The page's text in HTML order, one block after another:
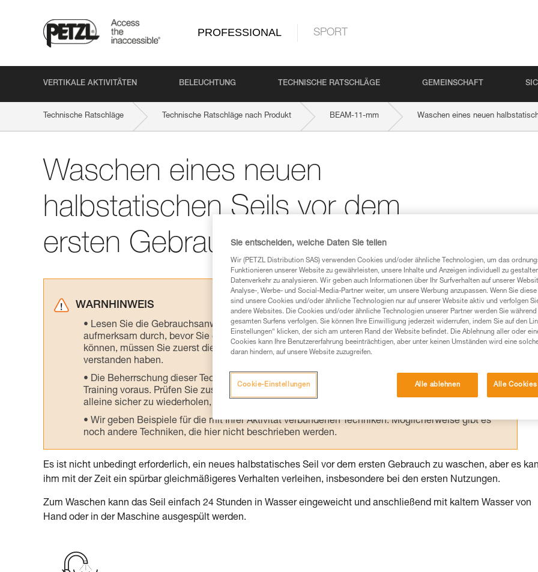
PROFESSIONAL SPORT
VERTIKALE AKTIVITÄTEN BELEUCHTUNG TECHNISCHE RATSCHLÄGE GEMEINSCHAFT
Technische Ratschläge Technische Ratschläge nach Produkt BEAM-11-mm Waschen eines neuen
Waschen eines neuen
halbstatischen Seils vor dem
ersten Gebrauch
WARNHINWEIS
Lesen Sie die Gebrauchsanweisungen der Produkte, um die es in diesem Tech Tipp geht,
aufmerksam durch, bevor Sie diesen zu Rate ziehen. Um diese Zusatzinformationen verstehen zu
können, müssen Sie zuerst die in der Gebrauchsanweisung enthaltenen Informationen richtig
verstanden haben.
Die Beherrschung dieser Techniken setzt eine entsprechende Ausbildung und ein spezielles
Training voraus. Prüfen Sie zusammen mit einem Profi, ob Sie in der Lage sind, den Vorgang
alleine sicher zu wiederholen, bevor Sie ihn eigenständig durchführen.
Wir geben Beispiele für die mit Ihrer Aktivität verbundenen Techniken. Möglicherweise gibt es
noch andere Techniken, die hier nicht beschrieben werden.
Es ist nicht unbedingt erforderlich, ein neues halbstatisches Seil vor dem ersten Gebrauch zu waschen, aber es
ihm mit der Zeit ein spürbar gleichmäßigeres Verhalten verleihen, insbesondere bei den ersten Nutzungen.
Zum Waschen kann das Seil einfach 24 Stunden in Wasser eingeweicht und anschließend mit kaltem Wasser von
Hand oder in der Maschine ausgespült werden.
Sie entscheiden, welche Daten Sie teilen
Wir (PETZL Distribution SAS) verwenden Cookies und/oder ähnliche Technologien, um das
Funktionieren unserer Website zu gewährleisten, unsere Inhalte und Anzeigen individuell zu
Datenverkehr zu analysieren. Wir geben auch Informationen über Ihr Surfverhalten auf unserer
Analyse-, Werbe- und Social-Media-Partner weiter, um unsere Werbung anzupassen. Wenn Sie
sind unsere Cookies und/oder ähnliche Technologien nur auf unserer Website aktiv und verfolgen
andere Websites. Die Cookies und/oder ähnliche Technologien unserer Partner werden Sie während
gesamten Surfens verfolgen. Sie können Ihre Einwilligung jederzeit widerrufen, indem Sie auf den
Einstellungen“ klicken, der sich am unteren Rand der Website befindet. Die Ablehnung aller oder
Cookies kann Ihre Benutzererfahrung beeinträchtigen, aber unter keinen Umständen wird eine
daran hindern, auf unsere Website zuzugreifen.
Alle ablehnen Alle Cookies
Cookie-Einstellungen